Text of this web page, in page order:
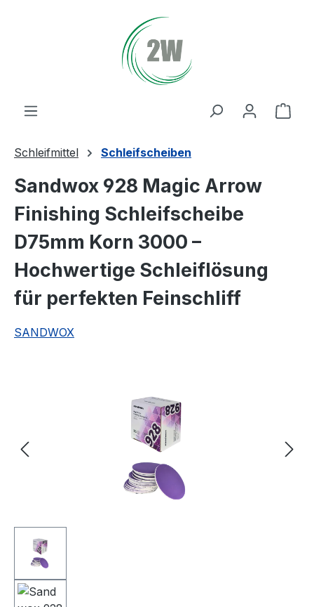
Schleifmittel Schleifscheiben
Sandwox 928 Magic Arrow
Finishing Schleifscheibe
D75mm Korn 3000 –
Hochwertige Schleiflösung
für perfekten Feinschliff
SANDWOX